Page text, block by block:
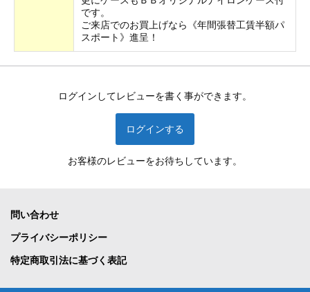
です。
ご来店でのお買上げなら《年間張替工賃半額パ
スポート》進呈！
ログインしてレビューを書く事ができます。
ログインする
お客様のレビューをお待ちしています。
問い合わせ
プライバシーポリシー
特定商取引法に基づく表記